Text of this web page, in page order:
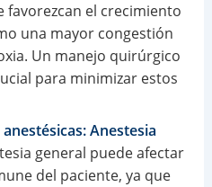
favorezcan el crecimiento
una mayor congestión
Un manejo quirúrgico
para minimizar estos
Anestesia
general puede afectar
del paciente, ya que